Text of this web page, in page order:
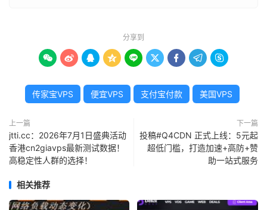
分享到
        
传家宝VPS 便宜VPS 支付宝付款 美国VPS
上一篇
jtti.cc：2026年7月1日盛典活动
香港cn2giavps最新测试数据！
高稳定性人群的选择！
下一篇
投稿#Q4CDN 正式上线：5元起
超低门槛，打造加速+高防+赞
助一站式服务
相关推荐